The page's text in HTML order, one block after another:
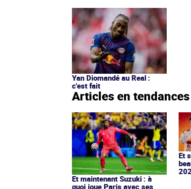
Yan Diomandé au Real :
c'est fait
Articles en tendances
Et maintenant Suzuki : à
quoi joue Paris avec ses
Et